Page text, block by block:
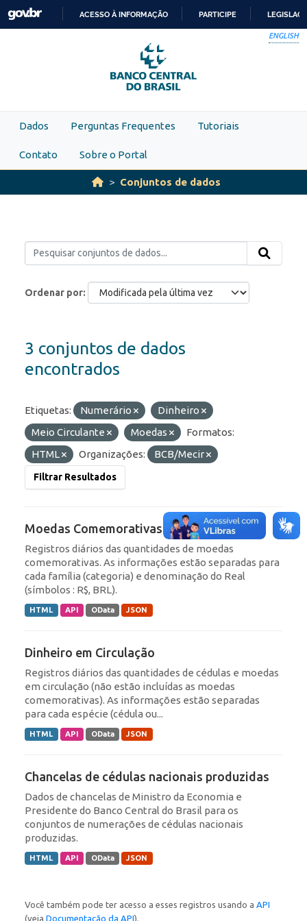
Skip to main content
PARA
O
CONTEÚDO
ACESSO À INFORMAÇÃO PARTICIPE
ENGLISH
Dados Perguntas Frequentes Tutoriais
Contato Sobre o Portal
Conjuntos de dados
Ordenar por
3 conjuntos de dados
encontrados
Etiquetas: Numerário
Dinheiro
Meio Circulante
Moedas
Formatos:
HTML
Organizações: BCB/Mecir
Filtrar Resultados
Moedas Comemorativas
Registros diários das quantidades de moedas
comemorativas. As informações estão separadas para
cada família (categoria) e denominação do Real
(símbolos : R$, BRL).
HTML API OData JSON
Dinheiro em Circulação
Registros diários das quantidades de cédulas e moedas
em circulação (não estão incluídas as moedas
comemorativas). As informações estão separadas
para cada espécie (cédula ou...
HTML API OData JSON
Chancelas de cédulas nacionais produzidas
Dados de chancelas de Ministro da Economia e
Presidente do Banco Central do Brasil para os
conjuntos de numerações de cédulas nacionais
produzidas.
HTML API OData JSON
Você também pode ter acesso a esses registros usando a API
(veja Documentação da API).